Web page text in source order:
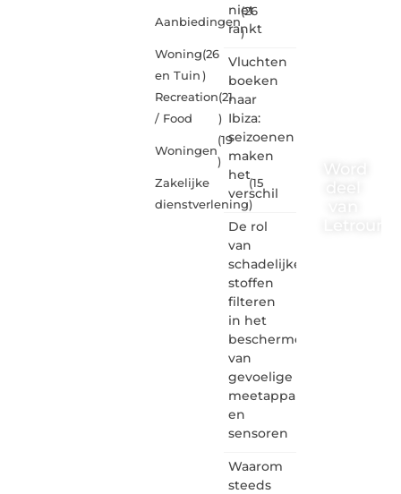
Aanbiedingen
(26
)
Woning
en Tuin
(26
)
Recreation
/ Food
(21
)
Woningen
(19
)
Zakelijke
dienstverlening
(15
)
niet
rankt
Vluchten
boeken
naar
Ibiza:
seizoenen
maken
het
verschil
De rol
van
schadelijke
stoffen
filteren
in het
beschermen
van
gevoelige
meetapparatuur
en
sensoren
Waarom
steeds